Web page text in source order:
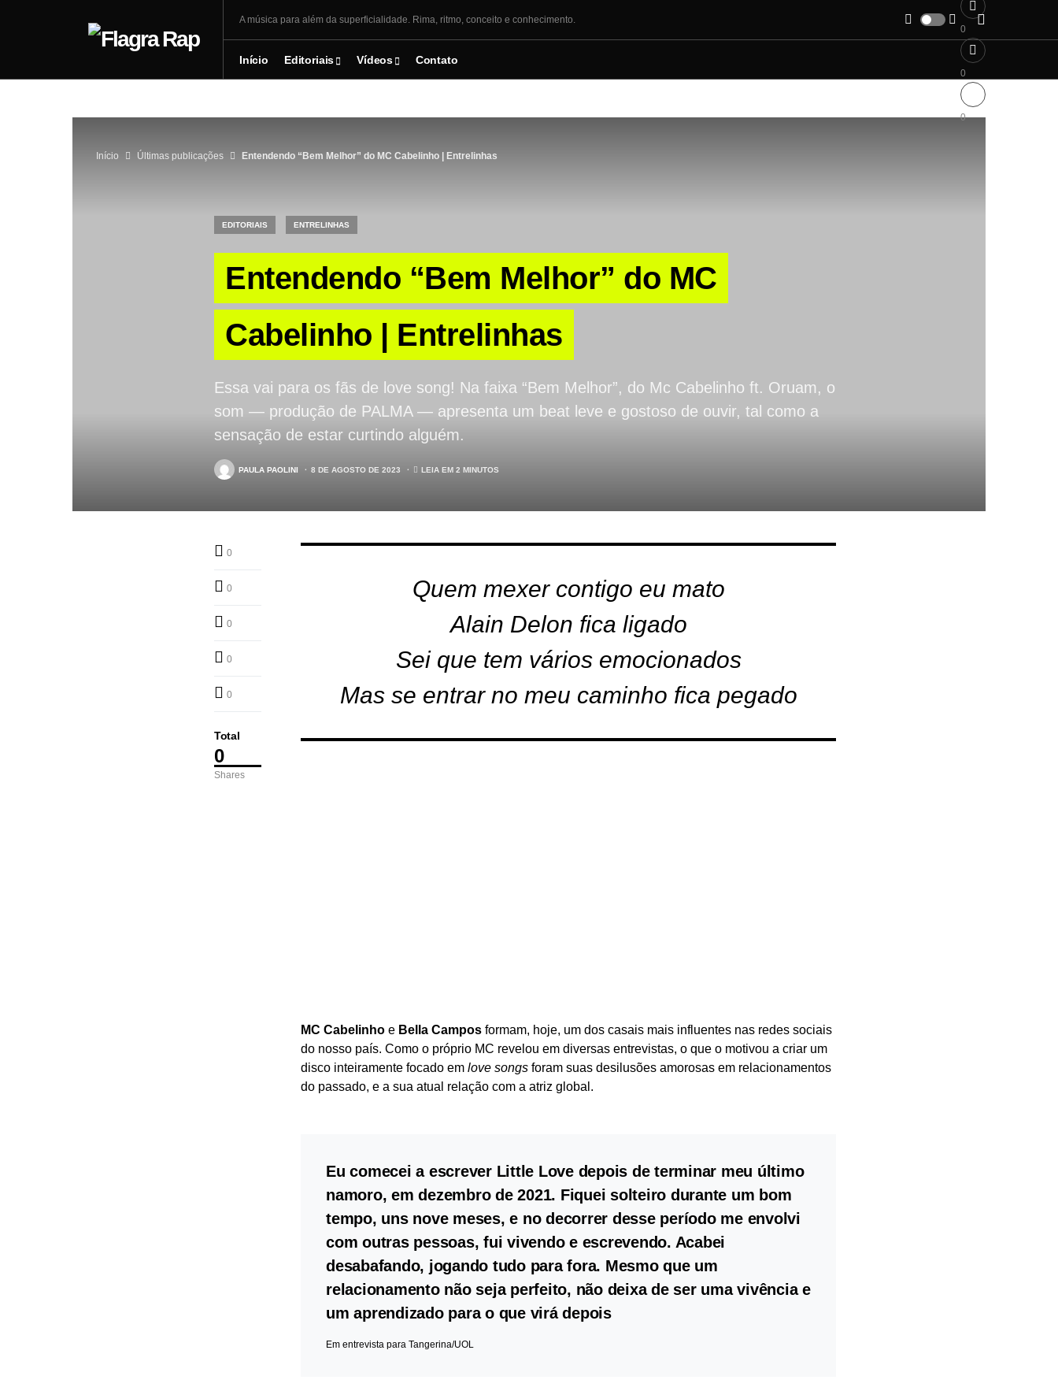
A música para além da superficialidade. Rima, ritmo, conceito e conhecimento.
Início Editoriais Vídeos Contato
0
0
0
Início Últimas publicações Entendendo “Bem Melhor” do MC Cabelinho | Entrelinhas
EDITORIAIS ENTRELINHAS
Entendendo “Bem Melhor” do MC
Cabelinho | Entrelinhas
Essa vai para os fãs de love song! Na faixa “Bem Melhor”, do Mc Cabelinho ft. Oruam, o
som — produção de PALMA — apresenta um beat leve e gostoso de ouvir, tal como a
sensação de estar curtindo alguém.
PAULA PAOLINI 8 DE AGOSTO DE 2023 LEIA EM 2 MINUTOS
Total
0
Shares
0
0
0
0
0
Quem mexer contigo eu mato
Alain Delon fica ligado
Sei que tem vários emocionados
Mas se entrar no meu caminho fica pegado
MC Cabelinho e Bella Campos formam, hoje, um dos casais mais influentes nas redes sociais
do nosso país. Como o próprio MC revelou em diversas entrevistas, o que o motivou a criar um
disco inteiramente focado em love songs foram suas desilusões amorosas em relacionamentos
do passado, e a sua atual relação com a atriz global.
Eu comecei a escrever Little Love depois de terminar meu último
namoro, em dezembro de 2021. Fiquei solteiro durante um bom
tempo, uns nove meses, e no decorrer desse período me envolvi
com outras pessoas, fui vivendo e escrevendo. Acabei
desabafando, jogando tudo para fora. Mesmo que um
relacionamento não seja perfeito, não deixa de ser uma vivência e
um aprendizado para o que virá depois
Em entrevista para Tangerina/UOL